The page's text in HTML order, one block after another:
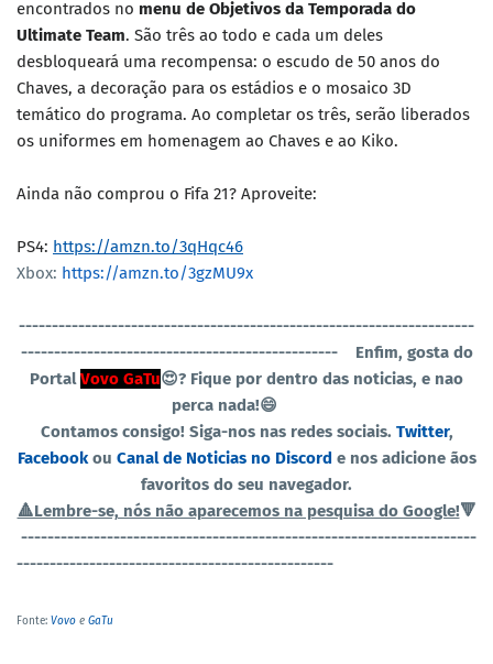
encontrados no menu de Objetivos da Temporada do
Ultimate Team. São três ao todo e cada um deles
desbloqueará uma recompensa: o escudo de 50 anos do
Chaves, a decoração para os estádios e o mosaico 3D
temático do programa. Ao completar os três, serão liberados
os uniformes em homenagem ao Chaves e ao Kiko.
Ainda não comprou o Fifa 21? Aproveite:
PS4: https://amzn.to/3qHqc46
Xbox: https://amzn.to/3gzMU9x
---------------------------------------------------------------------
------------------------------------------------Enfim, gosta do
PortalVovo GaTu😍? Fique por dentro das noticias, e nao
perca nada!😄
Contamos consigo! Siga-nos nas redes sociais. Twitter,
Facebookou Canal de Noticias no Discord e nos adicione ãos
favoritos do seu navegador.
🔺Lembre-se, nós não aparecemos na pesquisa do Google!🔻
---------------------------------------------------------------------
------------------------------------------------
Fonte: Vovo e GaTu